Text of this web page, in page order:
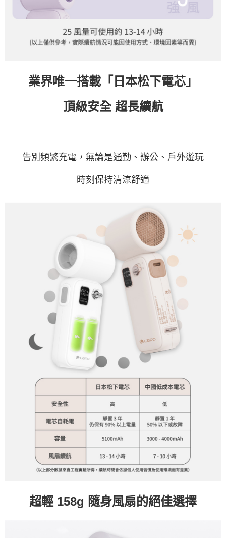
業界唯一搭載「日本松下電芯」
頂級安全 超長續航
告別頻繁充電，無論是通勤、辦公、戶外遊玩
時刻保持清涼舒適
超輕 158g 隨身風扇的絕佳選擇